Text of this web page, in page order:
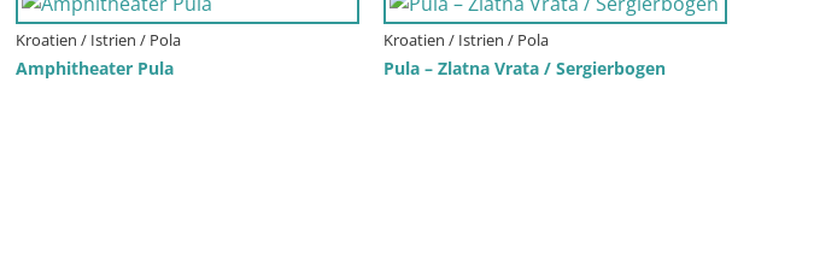
Kroatien / Istrien / Pola
Amphitheater Pula
Kroatien / Istrien / Pola
Pula – Zlatna Vrata / Sergierbogen